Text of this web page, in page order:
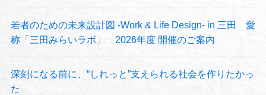
若者のための未来設計図 -Work & Life Design- in 三田 愛
称「三田みらいラボ」 2026年度 開催のご案内
深刻になる前に、“しれっと”支えられる社会を作りたかっ
た